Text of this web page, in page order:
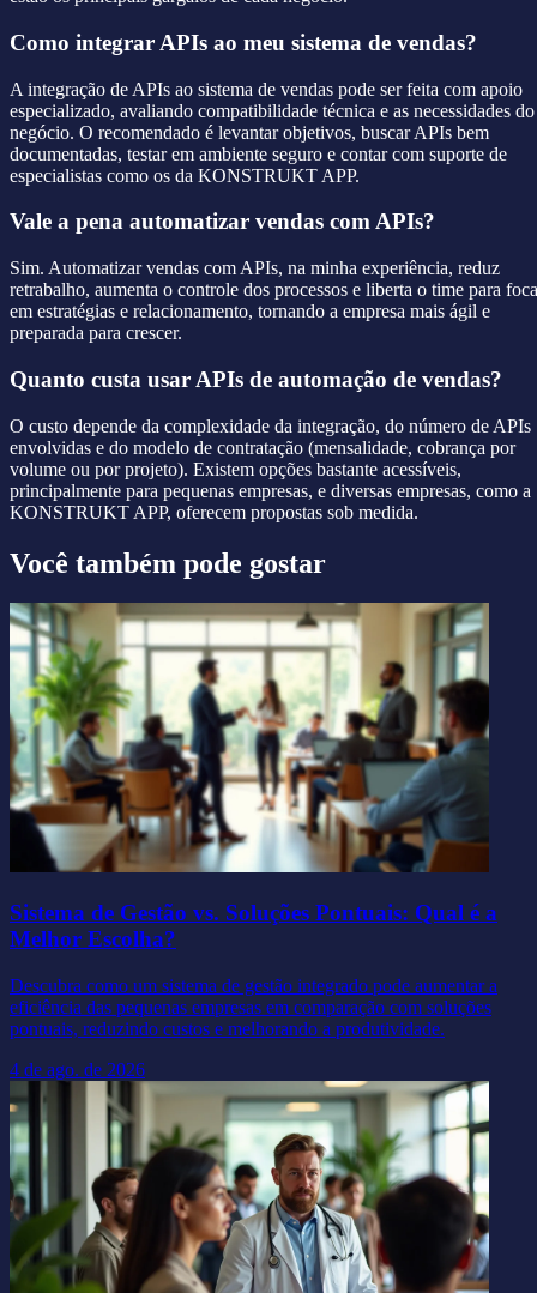
Como integrar APIs ao meu sistema de vendas?
A integração de APIs ao sistema de vendas pode ser feita com apoio
especializado, avaliando compatibilidade técnica e as necessidades do
negócio. O recomendado é levantar objetivos, buscar APIs bem
documentadas, testar em ambiente seguro e contar com suporte de
especialistas como os da KONSTRUKT APP.
Vale a pena automatizar vendas com APIs?
Sim. Automatizar vendas com APIs, na minha experiência, reduz
retrabalho, aumenta o controle dos processos e liberta o time para
em estratégias e relacionamento, tornando a empresa mais ágil e
preparada para crescer.
Quanto custa usar APIs de automação de vendas?
O custo depende da complexidade da integração, do número de APIs
envolvidas e do modelo de contratação (mensalidade, cobrança por
volume ou por projeto). Existem opções bastante acessíveis,
principalmente para pequenas empresas, e diversas empresas, como a
KONSTRUKT APP, oferecem propostas sob medida.
Você também pode gostar
Sistema de Gestão vs. Soluções Pontuais: Qual é a
Melhor Escolha?
Descubra como um sistema de gestão integrado pode aumentar a
eficiência das pequenas empresas em comparação com soluções
pontuais, reduzindo custos e melhorando a produtividade.
4 de ago. de 2026